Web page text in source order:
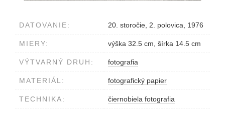
DATOVANIE: 20. storočie, 2. polovica, 1976
MIERY: výška 32.5 cm, šírka 14.5 cm
VÝTVARNÝ DRUH: fotografia
MATERIÁL: fotografický papier
TECHNIKA: čiernobiela fotografia